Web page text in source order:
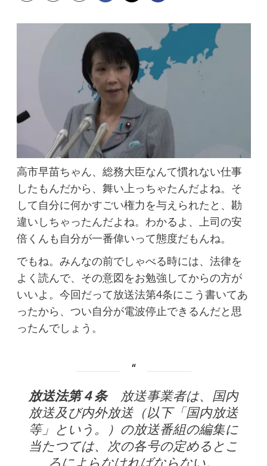
高市早苗ちゃん、総務大臣なんて慣れない仕事
したもんだから、舞い上っちゃたんだよね。そ
して自分に何かすごい権力を与えられたと、勘
違いしちゃったんだよね。わかるよ、上司の安
倍くんも自分が一番偉いって態度だもんね。
でもね。みんなの前でしゃべる時には、法律を
よく読んで、その意図をお勉強してからの方が
いいよ。今回だって放送法第4条にこう書いてあ
ったから、つい自分が電波停止できるんだと思
ったんでしょう。
放送法第４条放送事業者は、国内
放送及び内外放送（以下「国内放送
等」という。）の放送番組の編集に
当たつては、次の各号の定めるとこ
ろによらなければならない。